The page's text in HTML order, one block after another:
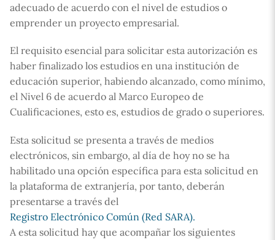
adecuado de acuerdo con el nivel de estudios o
emprender un proyecto empresarial.
El requisito esencial para solicitar esta autorización es
haber finalizado los estudios en una institución de
educación superior, habiendo alcanzado, como mínimo,
el Nivel 6 de acuerdo al Marco Europeo de
Cualificaciones, esto es, estudios de grado o superiores.
Esta solicitud se presenta a través de medios
electrónicos, sin embargo, al día de hoy no se ha
habilitado una opción específica para esta solicitud en
la plataforma de extranjería, por tanto, deberán
presentarse a través del
Registro Electrónico Común (Red SARA).
A esta solicitud hay que acompañar los siguientes